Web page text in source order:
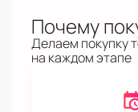
Почему
Делаем покупку
на каждом этапе